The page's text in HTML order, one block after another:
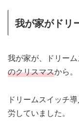
我が家がドリ
我が家が、ドリーム
のクリスマスから。
ドリームスイッチ
労していました。